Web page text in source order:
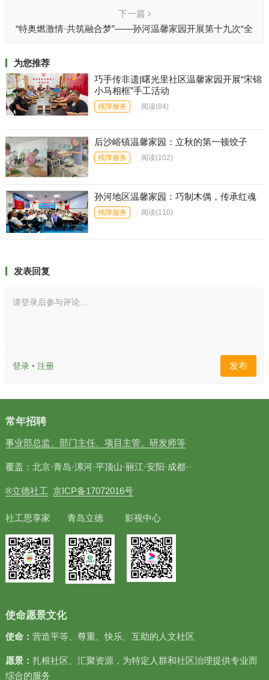
下一篇
“特奥燃激情·共筑融合梦”——孙河温馨家园开展第十九次“全
为您推荐
巧手传非遗|曙光里社区温馨家园开展“宋锦
小马相框”手工活动
残障服务 阅读(84)
后沙峪镇温馨家园：立秋的第一顿饺子
残障服务 阅读(102)
孙河地区温馨家园：巧制木偶，传承红魂
残障服务 阅读(110)
发表回复
请登录后参与评论...
登录• 注册 发布
常年招聘
事业部总监、部门主任、项目主管、研发师等
覆盖：北京·青岛·漯河·平顶山·丽江·安阳·成都··
®立德社工 京ICP备17072016号
社工思享家 青岛立德 影视中心
使命愿景文化
使命： 营造平等、尊重、快乐、互助的人文社区
愿景： 扎根社区、汇聚资源，为特定人群和社区治理提供专业而
综合的服务